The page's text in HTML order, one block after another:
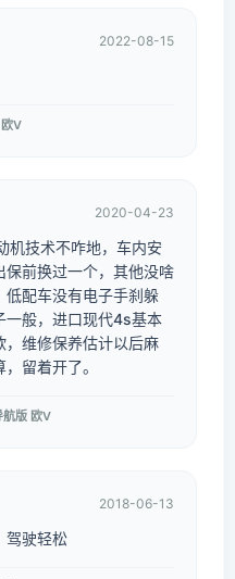
2022-08-15
V
2020-04-23
机技术不咋地，车内安
前换过一个，其他没啥
低配车没有电子手刹躲
一般，进口现代4s基本
，维修保养估计以后麻
留着开了。
版 欧V
2018-06-13
驾驶轻松